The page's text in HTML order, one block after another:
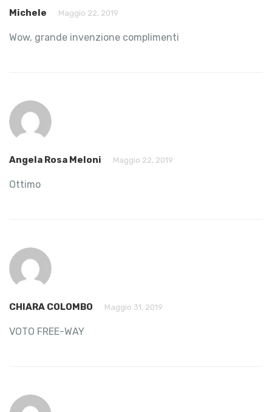
Michele Maggio 22, 2019
Wow, grande invenzione complimenti
Angela Rosa Meloni Maggio 22, 2019
Ottimo
CHIARA COLOMBO Maggio 31, 2019
VOTO FREE-WAY